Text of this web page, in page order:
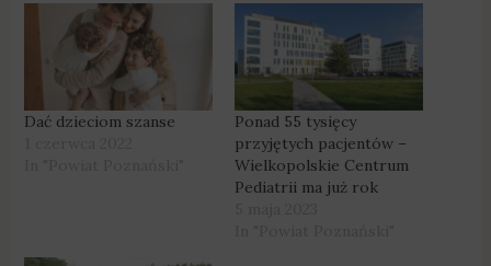
Dać dzieciom szanse
Ponad 55 tysięcy
przyjętych pacjentów –
Wielkopolskie Centrum
Pediatrii ma już rok